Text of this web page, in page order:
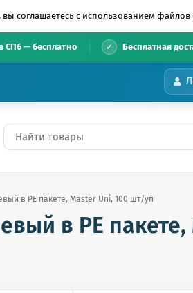
соглашаетесь с использованием файлов
СПб — бесплатно Бесплатная
в PE пакете, Master Uni, 100 шт/уп
в PE